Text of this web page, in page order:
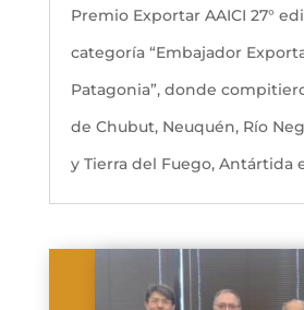
Premio Exportar AAICI 27°
categoría “Embajador
Patagonia”, donde
de Chubut, Neuquén, Río
y Tierra del Fuego, Antártida